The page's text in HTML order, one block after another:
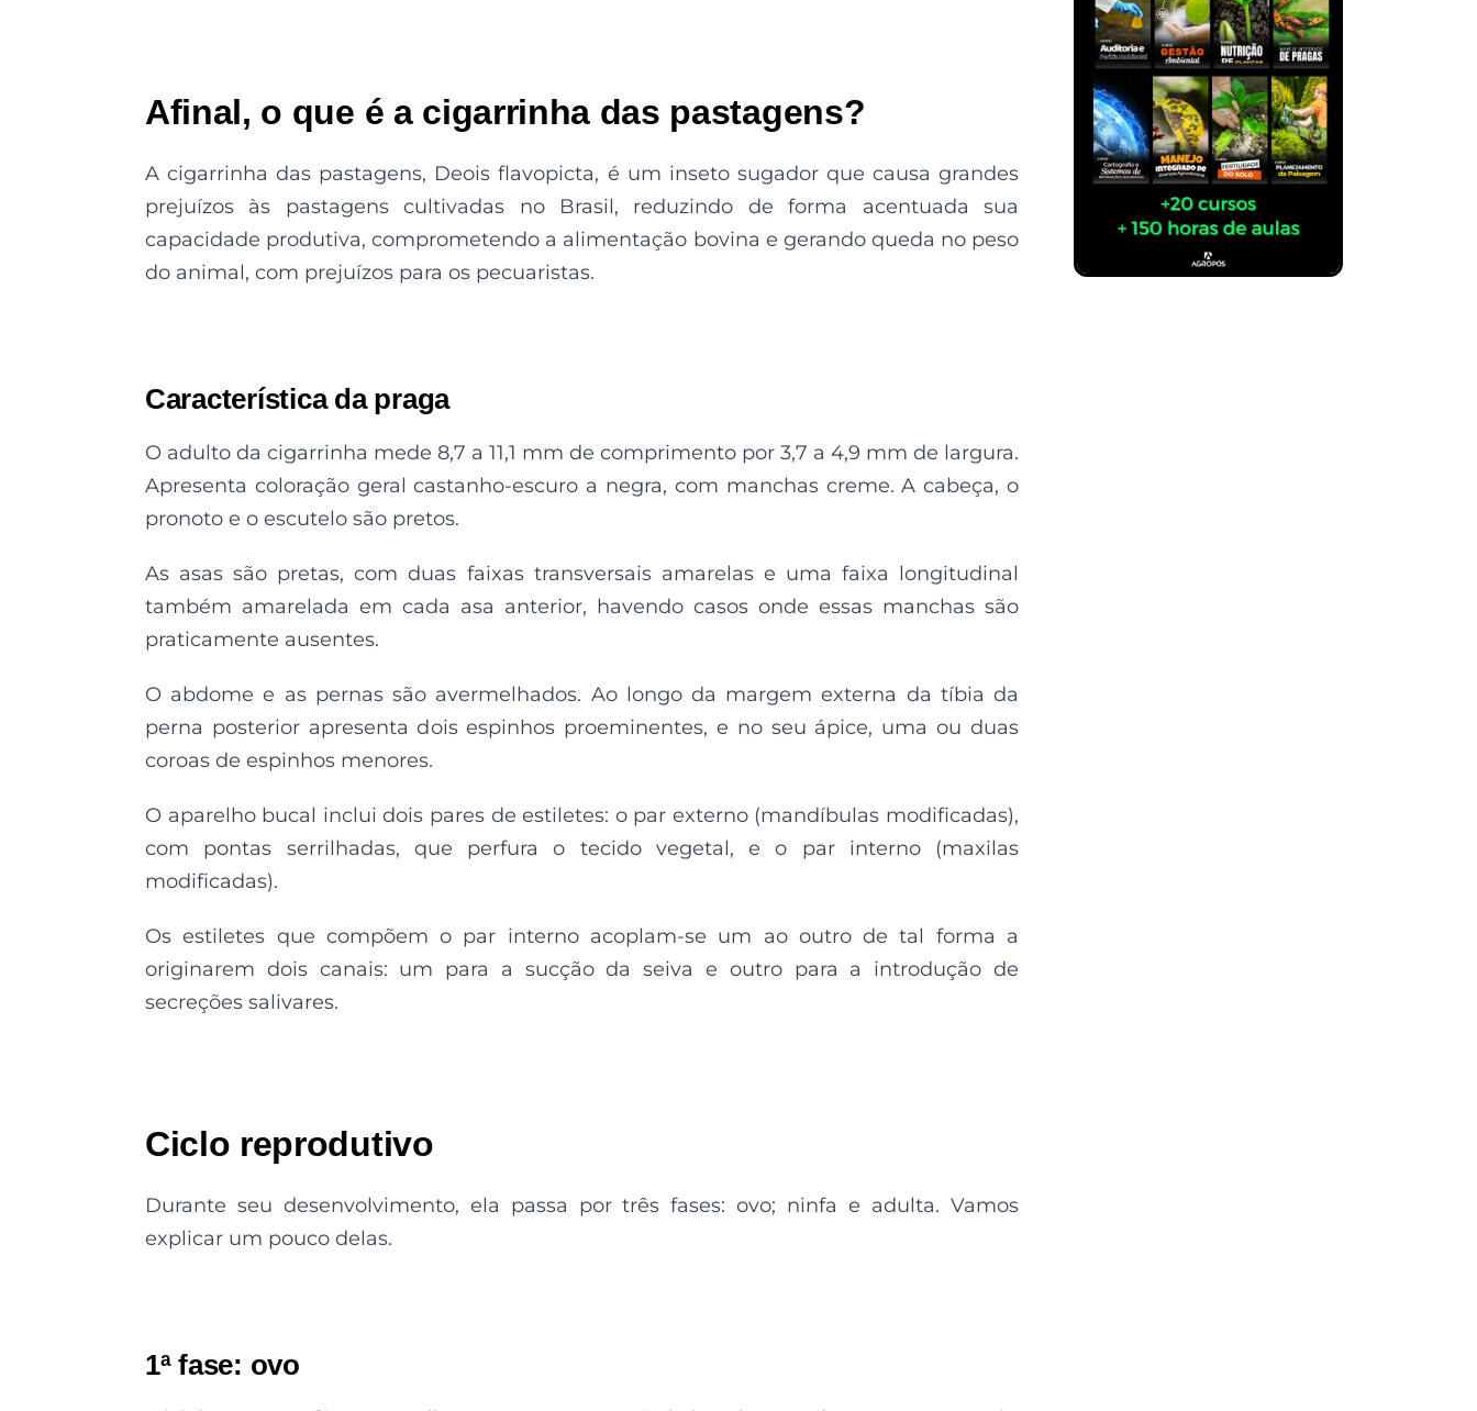
Afinal, o que é a cigarrinha das pastagens?
A cigarrinha das pastagens, Deois flavopicta, é um inseto sugador que causa grandes
prejuízos às pastagens cultivadas no Brasil, reduzindo de forma acentuada sua
capacidade produtiva, comprometendo a alimentação bovina e gerando queda no peso
do animal, com prejuízos para os pecuaristas.
Característica da praga
O adulto da cigarrinha mede 8,7 a 11,1 mm de comprimento por 3,7 a 4,9 mm de largura.
Apresenta coloração geral castanho-escuro a negra, com manchas creme. A cabeça, o
pronoto e o escutelo são pretos.
As asas são pretas, com duas faixas transversais amarelas e uma faixa longitudinal
também amarelada em cada asa anterior, havendo casos onde essas manchas são
praticamente ausentes.
O abdome e as pernas são avermelhados. Ao longo da margem externa da tíbia da
perna posterior apresenta dois espinhos proeminentes, e no seu ápice, uma ou duas
coroas de espinhos menores.
O aparelho bucal inclui dois pares de estiletes: o par externo (mandíbulas modificadas),
com pontas serrilhadas, que perfura o tecido vegetal, e o par interno (maxilas
modificadas).
Os estiletes que compõem o par interno acoplam-se um ao outro de tal forma a
originarem dois canais: um para a sucção da seiva e outro para a introdução de
secreções salivares.
Ciclo reprodutivo
Durante seu desenvolvimento, ela passa por três fases: ovo; ninfa e adulta. Vamos
explicar um pouco delas.
1ª fase: ovo